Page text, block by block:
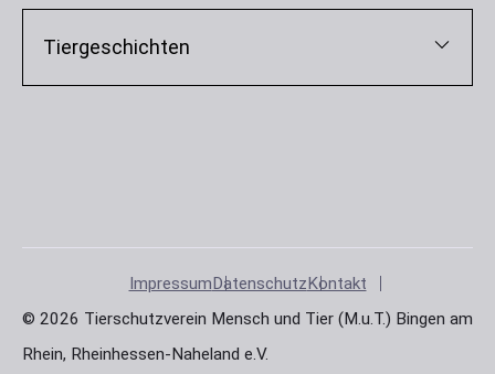
Tiergeschichten
© 2026 Tierschutzverein Mensch und Tier (M.u.T.) Bingen am
Rhein, Rheinhessen-Naheland e.V.
ImpressumDatenschutzKontakt